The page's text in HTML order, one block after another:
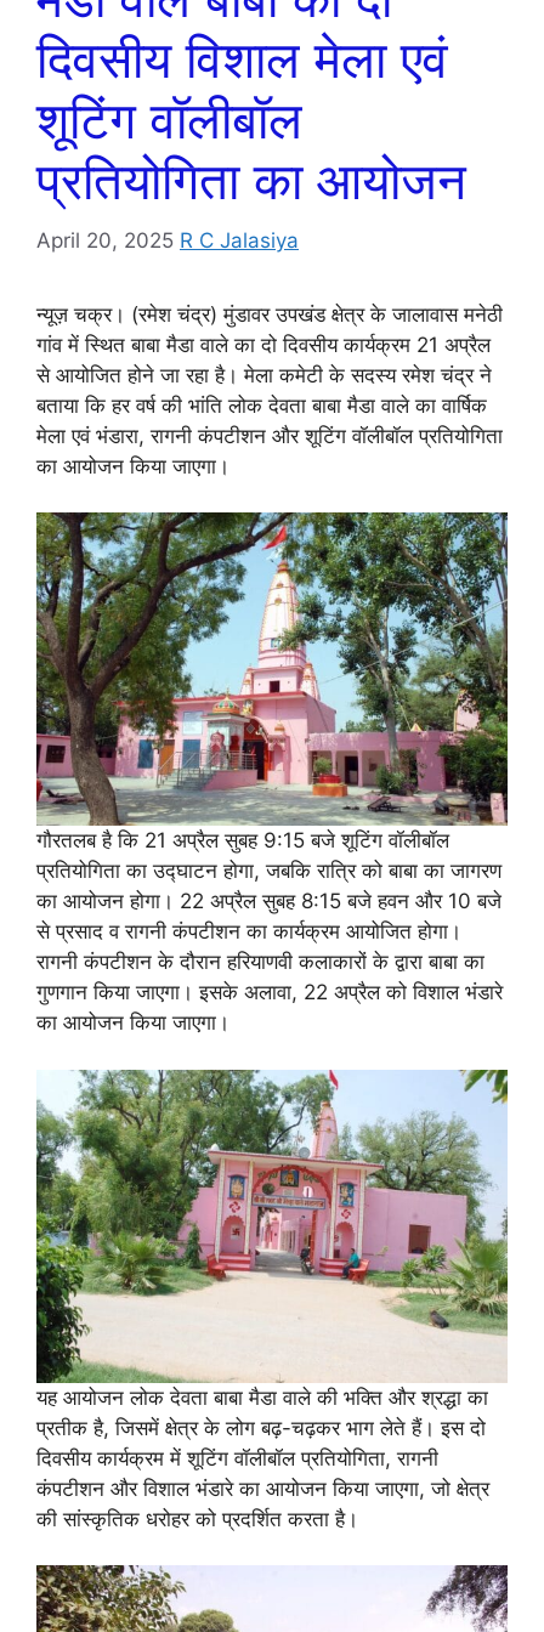
दिवसीय विशाल मेला एवं
शूटिंग वॉलीबॉल
प्रतियोगिता का आयोजन
April 20, 2025 R C Jalasiya
न्यूज़ चक्र। (रमेश चंद्र) मुंडावर उपखंड क्षेत्र के जालावास मनेठी
गांव में स्थित बाबा मैडा वाले का दो दिवसीय कार्यक्रम 21 अप्रैल
से आयोजित होने जा रहा है। मेला कमेटी के सदस्य रमेश चंद्र ने
बताया कि हर वर्ष की भांति लोक देवता बाबा मैडा वाले का वार्षिक
मेला एवं भंडारा, रागनी कंपटीशन और शूटिंग वॉलीबॉल प्रतियोगिता
का आयोजन किया जाएगा।
गौरतलब है कि 21 अप्रैल सुबह 9:15 बजे शूटिंग वॉलीबॉल
प्रतियोगिता का उद्घाटन होगा, जबकि रात्रि को बाबा का जागरण
का आयोजन होगा। 22 अप्रैल सुबह 8:15 बजे हवन और 10 बजे
से प्रसाद व रागनी कंपटीशन का कार्यक्रम आयोजित होगा।
रागनी कंपटीशन के दौरान हरियाणवी कलाकारों के द्वारा बाबा का
गुणगान किया जाएगा। इसके अलावा, 22 अप्रैल को विशाल भंडारे
का आयोजन किया जाएगा।
यह आयोजन लोक देवता बाबा मैडा वाले की भक्ति और श्रद्धा का
प्रतीक है, जिसमें क्षेत्र के लोग बढ़-चढ़कर भाग लेते हैं। इस दो
दिवसीय कार्यक्रम में शूटिंग वॉलीबॉल प्रतियोगिता, रागनी
कंपटीशन और विशाल भंडारे का आयोजन किया जाएगा, जो क्षेत्र
की सांस्कृतिक धरोहर को प्रदर्शित करता है।